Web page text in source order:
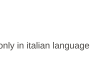
in italian language